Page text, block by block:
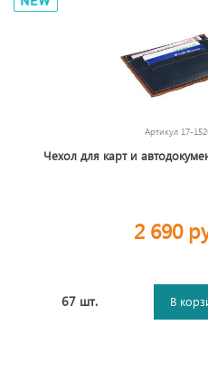
Артикул 17-
Чехол для карт и
2 690
67 шт. В